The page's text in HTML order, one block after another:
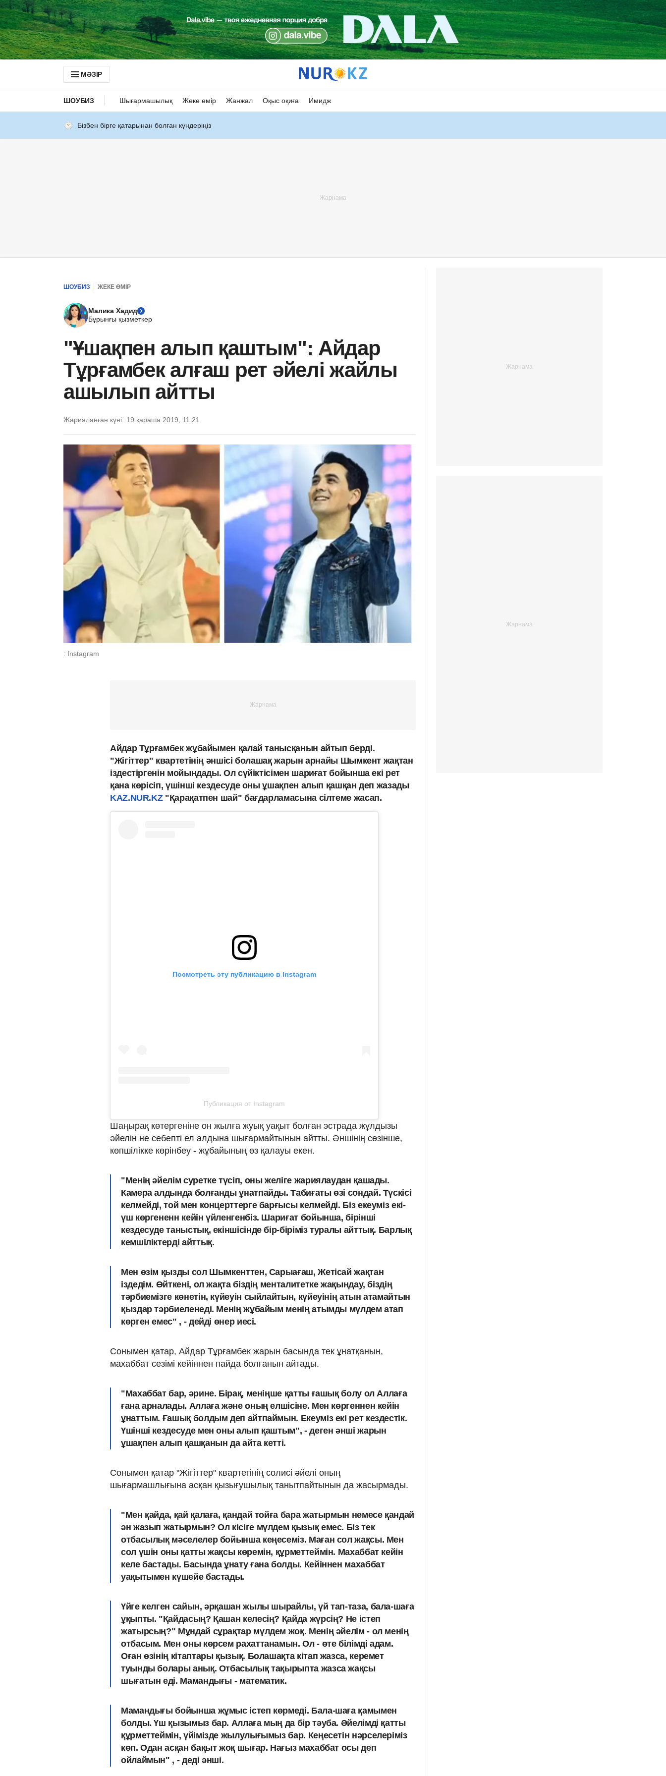
МӘЗІР
ШОУБИЗ Шығармашылық Жеке өмір Жанжал Оқыс оқиға Имидж
Бізбен бірге қатарынан болған күндеріңіз
ШОУБИЗ ЖЕКЕ ӨМІР
Малика Хадид
Бұрынғы қызметкер
"Ұшақпен алып қаштым": Айдар
Тұрғамбек алғаш рет әйелі жайлы
ашылып айтты
Жарияланған күні: 19 қараша 2019, 11:21
: Instagram
Айдар Тұрғамбек жұбайымен қалай танысқанын айтып берді.
"Жігіттер" квартетінің әншісі болашақ жарын арнайы Шымкент жақтан
іздестіргенін мойындады. Ол сүйіктісімен шариғат бойынша екі рет
қана көрісіп, үшінші кездесуде оны ұшақпен алып қашқан деп жазады
KAZ.NUR.KZ "Қарақатпен шай" бағдарламасына сілтеме жасап.
Посмотреть эту публикацию в Instagram
Публикация от Instagram
Шаңырақ көтергеніне он жылға жуық уақыт болған эстрада жұлдызы
әйелін не себепті ел алдына шығармайтынын айтты. Әншінің сөзінше,
көпшілікке көрінбеу - жұбайының өз қалауы екен.
"Менің әйелім суретке түсіп, оны желіге жариялаудан қашады.
Камера алдында болғанды ұнатпайды. Табиғаты өзі сондай. Түскісі
келмейді, той мен концерттерге барғысы келмейді. Біз екеуміз екі-
үш көргененн кейін үйленгенбіз. Шариғат бойынша, бірінші
кездесуде таныстық, екіншісінде бір-біріміз туралы айттық. Барлық
кемшіліктерді айттық.
Мен өзім қызды сол Шымкенттен, Сарыағаш, Жетісай жақтан
іздедім. Өйткені, ол жақта біздің менталитетке жақындау, біздің
тәрбиемізге көнетін, күйеуін сыйлайтын, күйеуінің атын атамайтын
қыздар тәрбиеленеді. Менің жұбайым менің атымды мүлдем атап
көрген емес" , - дейді өнер иесі.
Сонымен қатар, Айдар Тұрғамбек жарын басында тек ұнатқанын,
махаббат сезімі кейіннен пайда болғанын айтады.
"Махаббат бар, әрине. Бірақ, меніңше қатты ғашық болу ол Аллаға
ғана арналады. Аллаға және оның елшісіне. Мен көргеннен кейін
ұнаттым. Ғашық болдым деп айтпаймын. Екеуміз екі рет кездестік.
Үшінші кездесуде мен оны алып қаштым", - деген әнші жарын
ұшақпен алып қашқанын да айта кетті.
Сонымен қатар "Жігіттер" квартетінің солисі әйелі оның
шығармашлығына асқан қызығушылық танытпайтынын да жасырмады.
"Мен қайда, қай қалаға, қандай тойға бара жатырмын немесе қандай
ән жазып жатырмын? Ол кісіге мүлдем қызық емес. Біз тек
отбасылық мәселелер бойынша кеңесеміз. Маған сол жақсы. Мен
сол үшін оны қатты жақсы көремін, құрметтеймін. Махаббат кейін
келе бастады. Басында ұнату ғана болды. Кейіннен махаббат
уақытымен күшейе бастады.
Үйге келген сайын, әрқашан жылы шырайлы, үй тап-таза, бала-шаға
ұқыпты. "Қайдасың? Қашан келесің? Қайда жүрсің? Не істеп
жатырсың?" Мұндай сұрақтар мүлдем жоқ. Менің әйелім - ол менің
отбасым. Мен оны көрсем рахаттанамын. Ол - өте білімді адам.
Оған өзінің кітаптары қызық. Болашақта кітап жазса, керемет
туынды болары анық. Отбасылық тақырыпта жазса жақсы
шығатын еді. Мамандығы - математик.
Мамандығы бойынша жұмыс істеп көрмеді. Бала-шаға қамымен
болды. Үш қызымыз бар. Аллаға мың да бір тәуба. Әйелімді қатты
құрметтеймін, үйімізде жылулығымыз бар. Кеңесетін нәрселеріміз
көп. Одан асқан бақыт жоқ шығар. Нағыз махаббат осы деп
ойлаймын" , - деді әнші.